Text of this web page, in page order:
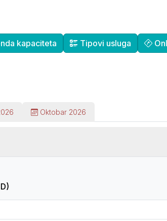
Oktobar 2026
kapaciteta Tipovi usluga